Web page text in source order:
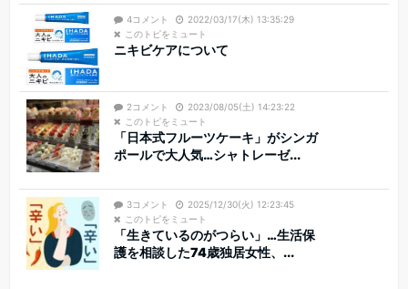
4コメント
2022/03/17(木) 13:35:29
このトピをミュート
ニキビケアについて
2コメント
2023/08/05(土) 14:23:22
このトピをミュート
「日本式フルーツケーキ」がシンガ
ポールで大人気…シャトレーゼ...
3コメント
2025/12/30(火) 12:23:45
このトピをミュート
「生きているのがつらい」…生活保
護を相談した74歳独居女性、...